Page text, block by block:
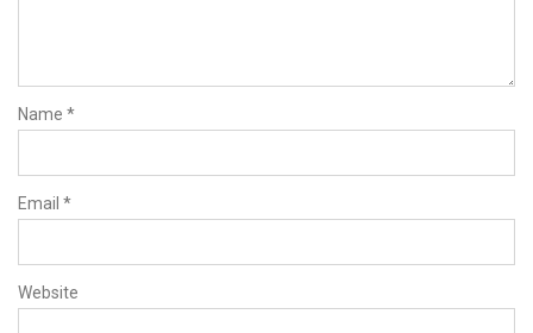
Name *
Email *
Website